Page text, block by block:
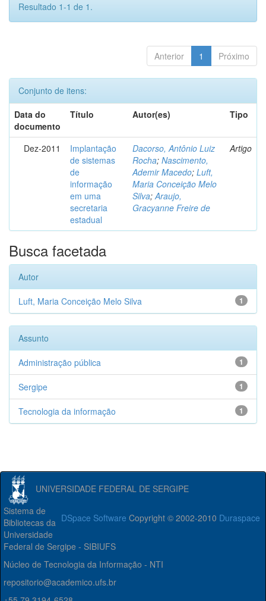
Resultado 1-1 de 1.
Anterior 1 Próximo
Conjunto de itens:
Data do
documento
Título Autor(es) Tipo
Dez-2011
Implantação
de sistemas
de
informação
em uma
secretaria
estadual
Dacorso, Antônio Luiz
Rocha; Nascimento,
Ademir Macedo; Luft,
Maria Conceição Melo
Silva;Araujo,
Gracyanne Freire de
Artigo
Busca facetada
Autor
1
Luft, Maria Conceição Melo Silva
Assunto
1
Administração pública
1
Sergipe
1
Tecnologia da informação
UNIVERSIDADE FEDERAL DE SERGIPE
DSpace Software Copyright © 2002-2010 Duraspace
Sistema de
Bibliotecas da
Universidade
Federal de Sergipe - SIBIUFS
Núcleo de Tecnologia da Informação - NTI
repositorio@academico.ufs.br